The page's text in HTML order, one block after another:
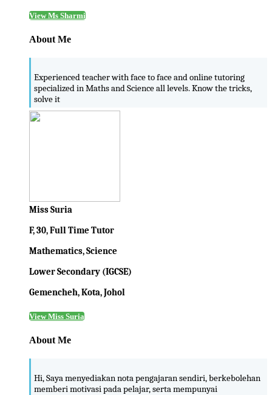
View Ms Sharmi
About Me
Experienced teacher with face to face and online tutoring
specialized in Maths and Science all levels. Know the tricks,
solve it
Miss Suria
F, 30, Full Time Tutor
Mathematics, Science
Lower Secondary (IGCSE)
Gemencheh, Kota, Johol
View Miss Suria
About Me
Hi, Saya menyediakan nota pengajaran sendiri, berkebolehan
memberi motivasi pada pelajar, serta mempunyai